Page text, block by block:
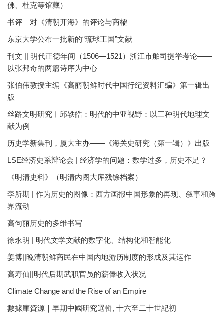
佛、杜克等馆藏）
书评｜对《清朝开海》的评论与商榷
东京大学公布一批新的“琉球王国”文献
刊文 || 明代正德年间（1506—1521）浙江市舶司提举考论——
以张邦奇的两篇诗序为中心
张伯伟教授主编《高丽朝鲜时代中国行纪资料汇编》第一辑出
版
丝路文明研究︱邱轶皓：明代的中亚视野：以三种明代地理文
献为例
历史学新集刊，厦大主办——《海关史研究（第一辑）》出版
LSE经济史系辩论会 | 经济学的问题：数学过多，历史不足？
《明清史料》（明清内阁大库残馀档案）
李所期 | 作为历史的图像：西方画报中国形象的再现、叙事和跨
界流动
高句丽历史的多维书写
徐永明 | 明代文学文献的数字化、结构化和智能化
姜博||晚清朝鲜商民在中国内地游历制度的形成及其运作
高寿仙||明代后期武职官员的薪俸收入状况
Climate Change and the Rise of an Empire
數據庫資源｜早期中國研究選輯, 十六至二十世紀初